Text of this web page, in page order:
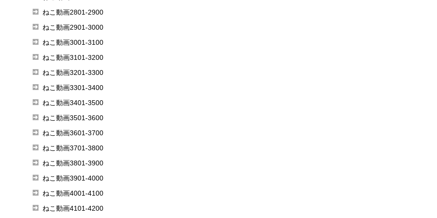
ねこ動画2801-2900
ねこ動画2901-3000
ねこ動画3001-3100
ねこ動画3101-3200
ねこ動画3201-3300
ねこ動画3301-3400
ねこ動画3401-3500
ねこ動画3501-3600
ねこ動画3601-3700
ねこ動画3701-3800
ねこ動画3801-3900
ねこ動画3901-4000
ねこ動画4001-4100
ねこ動画4101-4200